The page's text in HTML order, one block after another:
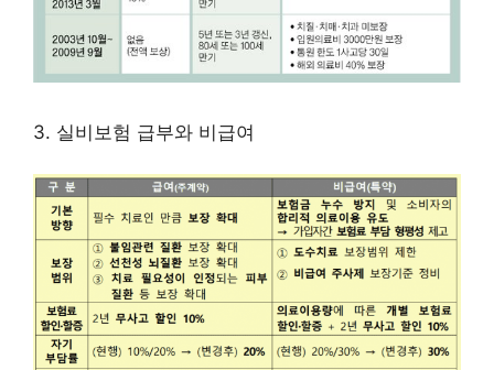
3. 실비보험 급부와 비급여